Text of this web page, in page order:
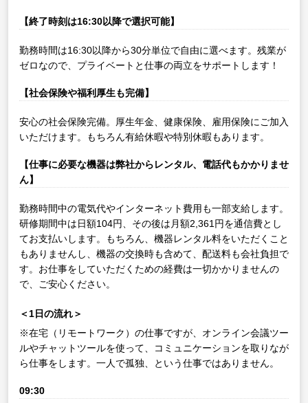
【終了時刻は16:30以降で選択可能】
勤務時間は16:30以降から30分単位で自由に選べます。残業が
ゼロなので、プライベートと仕事の両立をサポートします！
【社会保険や福利厚生も完備】
安心の社会保険完備。厚生年金、健康保険、雇用保険にご加入
いただけます。もちろん有給休暇や特別休暇もあります。
【仕事に必要な機器は弊社からレンタル、電話代もかかりませ
ん】
勤務時間中の電気代やインターネット費用も一部支給します。
研修期間中は日額104円、その後は月額2,361円を通信費とし
てお支払いします。もちろん、機器レンタル料をいただくこと
もありませんし、機器の交換時も含めて、配送料も会社負担で
す。お仕事をしていただくための経費は一切かかりませんの
で、ご安心ください。
＜1日の流れ＞
※在宅（リモートワーク）の仕事ですが、オンライン会議ツー
ルやチャットツールを使って、コミュニケーションを取りなが
ら仕事をします。一人で孤独、という仕事ではありません。
09:30